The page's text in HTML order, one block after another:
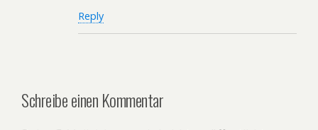
Reply
Schreibe einen Kommentar